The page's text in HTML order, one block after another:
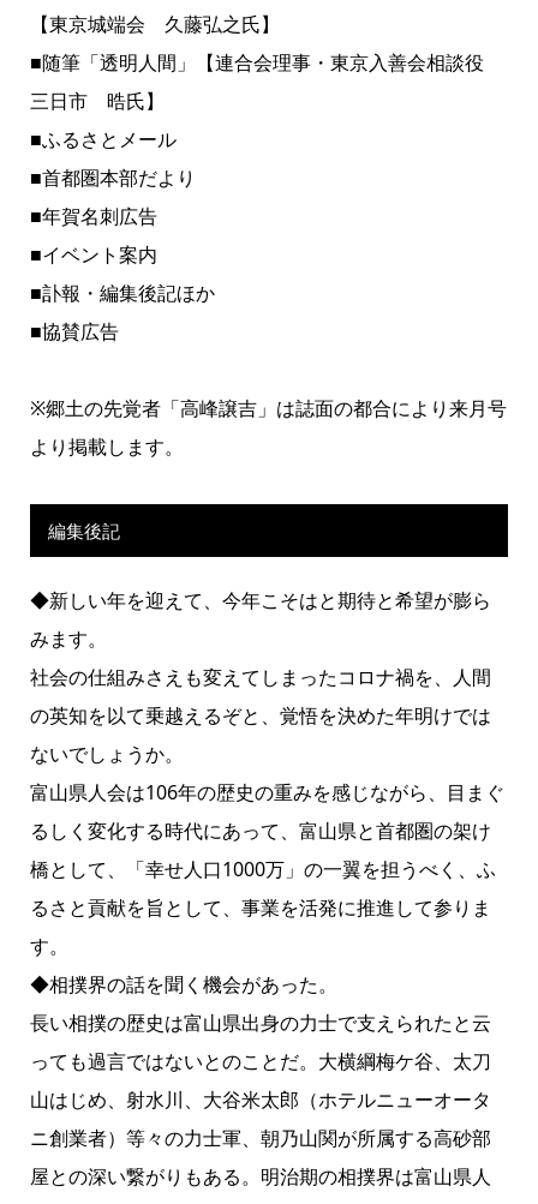
【東京城端会 久藤弘之氏】
■随筆「透明人間」【連合会理事・東京入善会相談役
三日市 晧氏】
■ふるさとメール
■首都圏本部だより
■年賀名刺広告
■イベント案内
■訃報・編集後記ほか
■協賛広告
※郷土の先覚者「高峰譲吉」は誌面の都合により来月号
より掲載します。
編集後記
◆新しい年を迎えて、今年こそはと期待と希望が膨ら
みます。
社会の仕組みさえも変えてしまったコロナ禍を、人間
の英知を以て乗越えるぞと、覚悟を決めた年明けでは
ないでしょうか。
富山県人会は106年の歴史の重みを感じながら、目まぐ
るしく変化する時代にあって、富山県と首都圏の架け
橋として、「幸せ人口1000万」の一翼を担うべく、ふ
るさと貢献を旨として、事業を活発に推進して参りま
す。
◆相撲界の話を聞く機会があった。
長い相撲の歴史は富山県出身の力士で支えられたと云
っても過言ではないとのことだ。大横綱梅ケ谷、太刀
山はじめ、射水川、大谷米太郎（ホテルニューオータ
ニ創業者）等々の力士軍、朝乃山関が所属する高砂部
屋との深い繋がりもある。明治期の相撲界は富山県人